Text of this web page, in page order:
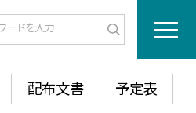
配布文書 予定表